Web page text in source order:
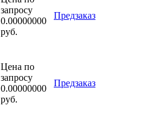
запросу
0.00000000
руб.
Предзаказ
Цена по
запросу
0.00000000
руб.
Предзаказ